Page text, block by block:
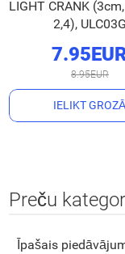
LIGHT CRANK
2,4), ULC03G
8.95EUR
IELIKT
Preču
Īpašais